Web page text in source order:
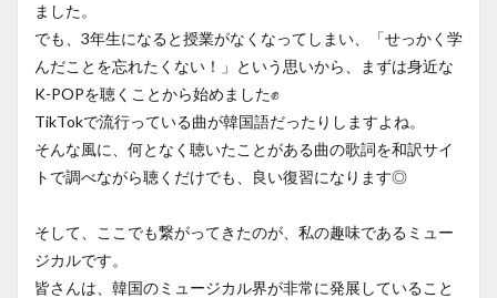
ました。
でも、3年生になると授業がなくなってしまい、「せっかく学
んだことを忘れたくない！」という思いから、まずは身近な
K-POPを聴くことから始めました✊
TikTokで流行っている曲が韓国語だったりしますよね。
そんな風に、何となく聴いたことがある曲の歌詞を和訳サイ
トで調べながら聴くだけでも、良い復習になります◎
そして、ここでも繋がってきたのが、私の趣味であるミュー
ジカルです。
皆さんは、韓国のミュージカル界が非常に発展していること